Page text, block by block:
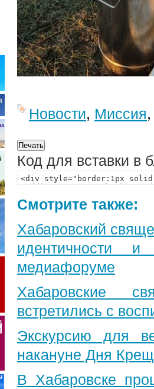
Новости, Миссия
Код для вставки в
Смотрите также:
Хабаровский
идентичности
медиафоруме
Хабаровские
встретились с
Экскурсию для
накануне Дня
В Хабаровске